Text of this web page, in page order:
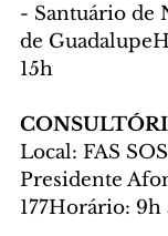
- Santuário de
de
15h
Local: FAS
Presidente
177Horário: 9h